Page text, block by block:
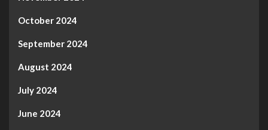
October 2024
September 2024
August 2024
July 2024
June 2024